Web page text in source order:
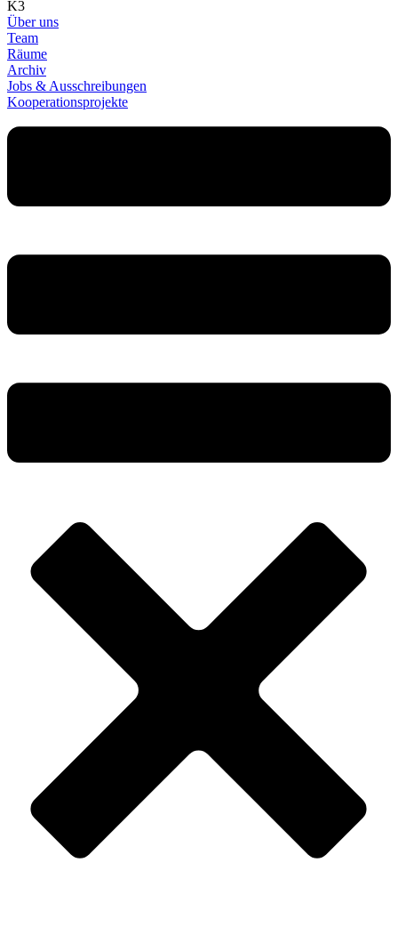
K3
Über uns
Team
Räume
Archiv
Jobs & Ausschreibungen
Kooperationsprojekte